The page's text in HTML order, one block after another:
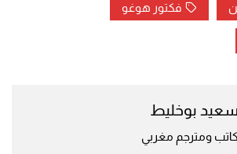
فكتور هوغو
سعيد بوخليط
كاتب ومترجم مغربي